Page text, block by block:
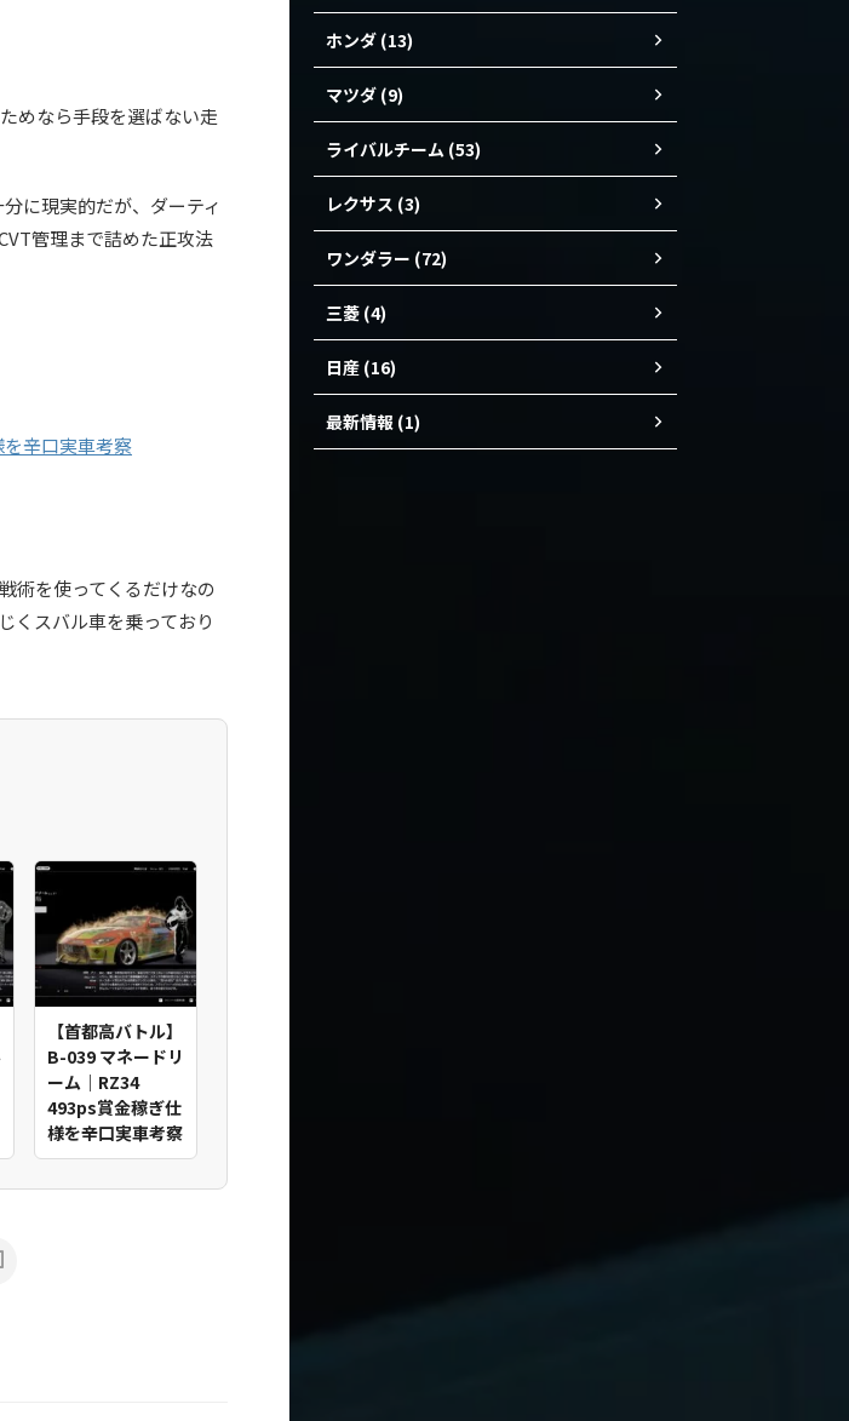
めなら手段を選ばない走
に現実的だが、ダーティ
管理まで詰めた正攻法
辛口実車考察
術を使ってくるだけなの
くスバル車を乗っており
【首都高バトル】
B-039 マネードリ
ーム｜RZ34
493ps賞金稼ぎ仕
様を辛口実車考察
ホンダ (13)
マツダ (9)
ライバルチーム (53)
レクサス (3)
ワンダラー (72)
三菱 (4)
日産 (16)
最新情報 (1)